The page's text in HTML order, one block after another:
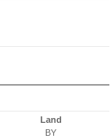
Land
BY